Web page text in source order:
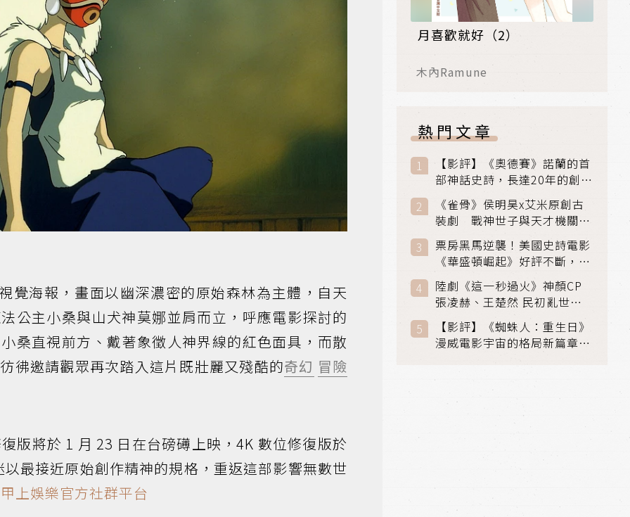
覺海報，畫面以幽深濃密的原始森林為主體，自天
公主小桑與山犬神莫娜並肩而立，呼應電影探討的
桑直視前方、戴著象徵人神界線的紅色面具，而散
彿邀請觀眾再次踏入這片既壯麗又殘酷的奇幻 冒險
版將於 1 月 23 日在台磅礡上映，4K 數位修復版於
最接近原始創作精神的規格，重返這部影響無數世
甲上娛樂官方社群平台
月喜歡就好（2）
木內Ramune
熱門文章
【影評】《奧德賽》諾蘭的首
部神話史詩，長達20年的創傷
與贖罪之旅
《雀骨》侯明昊x艾米原創古
裝劇 戰神世子與天才機關師
聯手攻克身世之謎
票房黑馬逆襲！美國史詩電影
《華盛頓崛起》好評不斷，輾
壓《玩具總動員5》、《超少
女》
陸劇《這一秒過火》神顏CP
張凌赫、王楚然 民初亂世、
家仇國難也要大談禁忌叔嫂戀
【影評】《蜘蛛人：重生日》
漫威電影宇宙的格局新篇章，